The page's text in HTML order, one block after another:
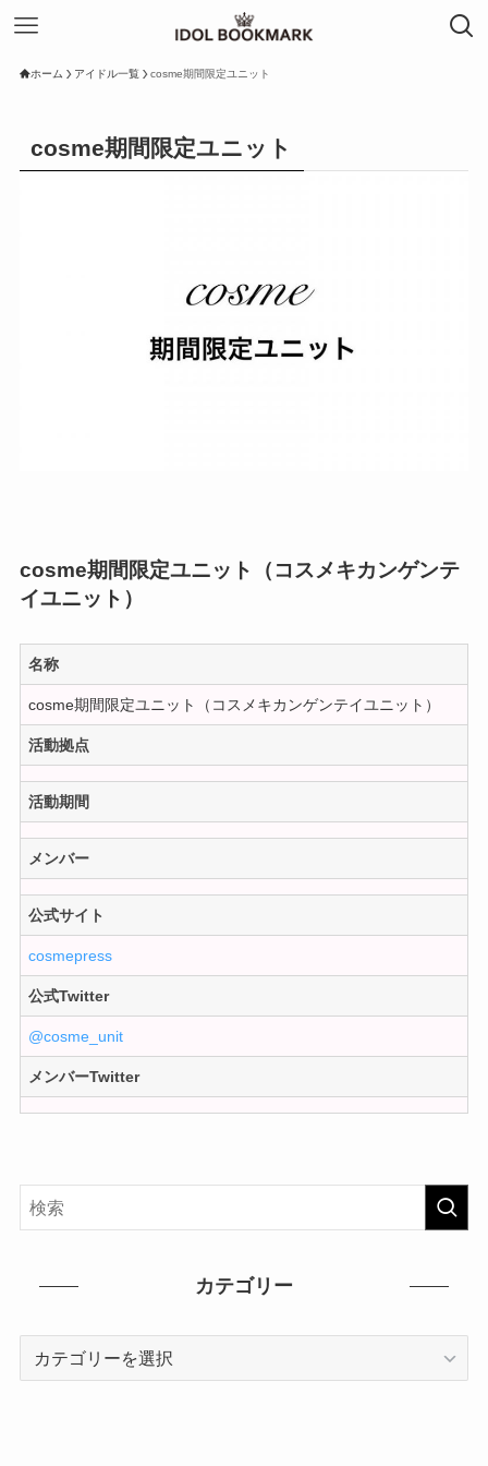
ホーム アイドル一覧 cosme期間限定ユニット
cosme期間限定ユニット
cosme期間限定ユニット（コスメキカンゲンテ
イユニット）
名称
cosme期間限定ユニット（コスメキカンゲンテイユニット）
活動拠点
活動期間
メンバー
公式サイト
cosmepress
公式Twitter
@cosme_unit
メンバーTwitter
カテゴリー